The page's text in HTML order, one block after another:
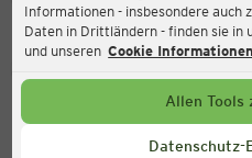
Informationen - insbesondere auch
Daten in Drittländern - finden sie in
und unseren Cookie Informationen
Allen Tools
Datenschutz-
Aktuell:
+49 (0) 2546 / 98
Montag bis Freitag 8-18